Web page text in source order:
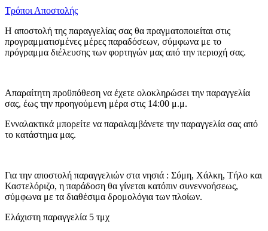
Τρόποι Αποστολής
Η αποστολή της παραγγελίας σας θα πραγματοποιείται στις
προγραμματισμένες μέρες παραδόσεων, σύμφωνα με το
πρόγραμμα διέλευσης των φορτηγών μας από την περιοχή σας.
Απαραίτητη προϋπόθεση να έχετε ολοκληρώσει την παραγγελία
σας, έως την προηγούμενη μέρα στις 14:00 μ.μ.
Ενναλακτικά μπορείτε να παραλαμβάνετε την παραγγελία σας από
το κατάστημα μας.
Για την αποστολή παραγγελιών στα νησιά : Σύμη, Χάλκη, Τήλο και
Καστελόριζο, η παράδοση θα γίνεται κατόπιν συνεννοήσεως,
σύμφωνα με τα διαθέσιμα δρομολόγια των πλοίων.
Ελάχιστη παραγγελία 5 τμχ